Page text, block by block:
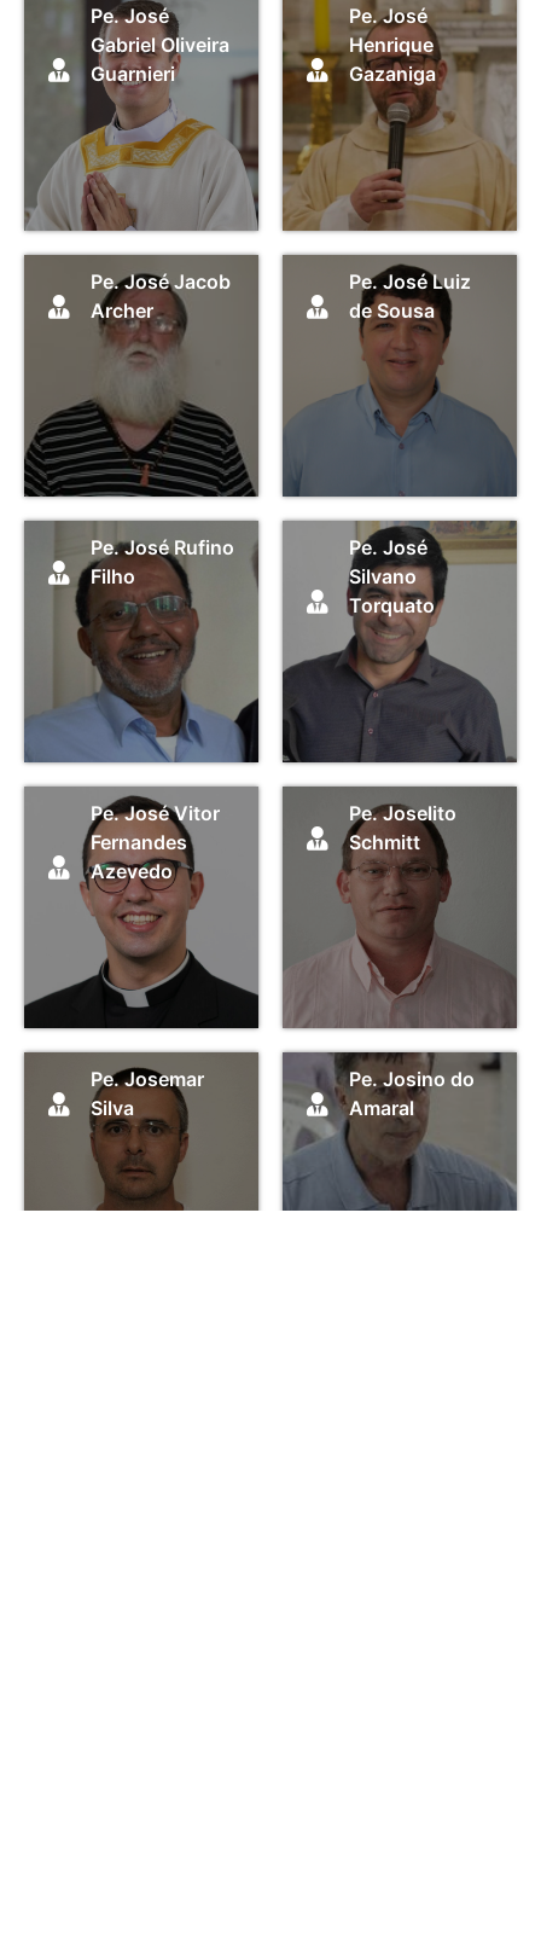
Pe. José
Gabriel Oliveira
Guarnieri
Pe. José
Henrique
Gazaniga
Pe. José Jacob
Archer
Pe. José Luiz
de Sousa
Pe. José Rufino
Filho
Pe. José
Silvano
Torquato
Pe. José Vitor
Fernandes
Azevedo
Pe. Joselito
Schmitt
Pe. Josemar
Silva
Pe. Josino do
Amaral